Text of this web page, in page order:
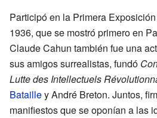
Participó en la Primera
1936, que se mostró primero en
Claude Cahun también fue una
sus amigos surrealistas, fundó
Lutte des Intellectuels
Batailley André Breton. Juntos,
manifiestos que se oponían a las